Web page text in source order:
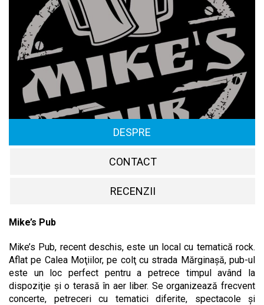
DESPRE
CONTACT
RECENZII
Mike’s Pub
Mike’s Pub, recent deschis, este un local cu tematică rock.
Aflat pe Calea Moţiilor, pe colţ cu strada Mărginaşă, pub-ul
este un loc perfect pentru a petrece timpul având la
dispoziţie şi o terasă în aer liber. Se organizează frecvent
concerte, petreceri cu tematici diferite, spectacole şi